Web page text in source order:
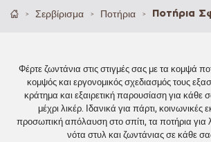
> Σερβίρισμα > Ποτήρια > Ποτήρια
Φέρτε ζωντάνια στις στιγμές σας με τα κομψά
κομψός και εργονομικός σχεδιασμός τους
κράτημα και εξαιρετική παρουσίαση για κάθε
μέχρι λικέρ. Ιδανικά για πάρτι, κοινωνικές
προσωπική απόλαυση στο σπίτι, τα ποτήρια για
νότα στυλ και ζωντάνιας σε κάθε